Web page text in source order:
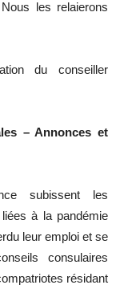
les relaierons
du conseiller
– Annonces et
subissent les
à la pandémie
leur emploi et se
consulaires
résidant